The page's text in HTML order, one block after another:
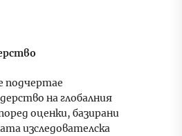
подчертае
на глобалния
оценки, базирани
изследователска